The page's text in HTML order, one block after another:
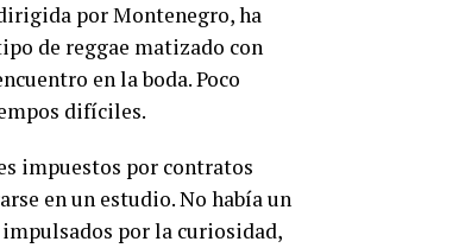
por Montenegro, ha
de reggae matizado con
en la boda. Poco
difíciles.
impuestos por contratos
en un estudio. No había un
por la curiosidad,